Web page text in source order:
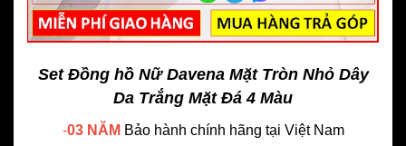
Set Đồng hồ Nữ Davena Mặt Tròn Nhỏ Dây
Da Trắng Mặt Đá 4 Màu
-03 NĂM Bảo hành chính hãng tại Việt Nam